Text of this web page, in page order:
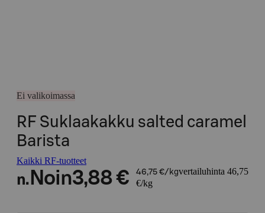
Ei valikoimassa
RF Suklaakakku salted caramel
Barista
Kaikki RF-tuotteet
n. Noin3,88 € 46,75 €/kgvertailuhinta 46,75
€/kg